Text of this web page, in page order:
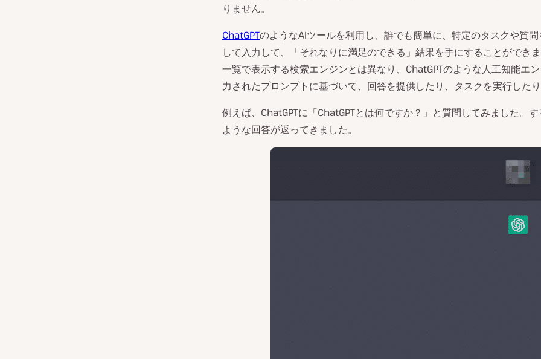
画
を
生
りません。
ChatGPTのようなAIツールを利用し、誰でも簡単に、特定のタスクや質問
して入力して、「それなりに満足のできる」結果を手にすることができ
一覧で表示する検索エンジンとは異なり、ChatGPTのような人工知能エ
力されたプロンプトに基づいて、回答を提供したり、タスクを実行したり
例えば、ChatGPTに「ChatGPTとは何ですか？」と質問してみました。
ような回答が返ってきました。